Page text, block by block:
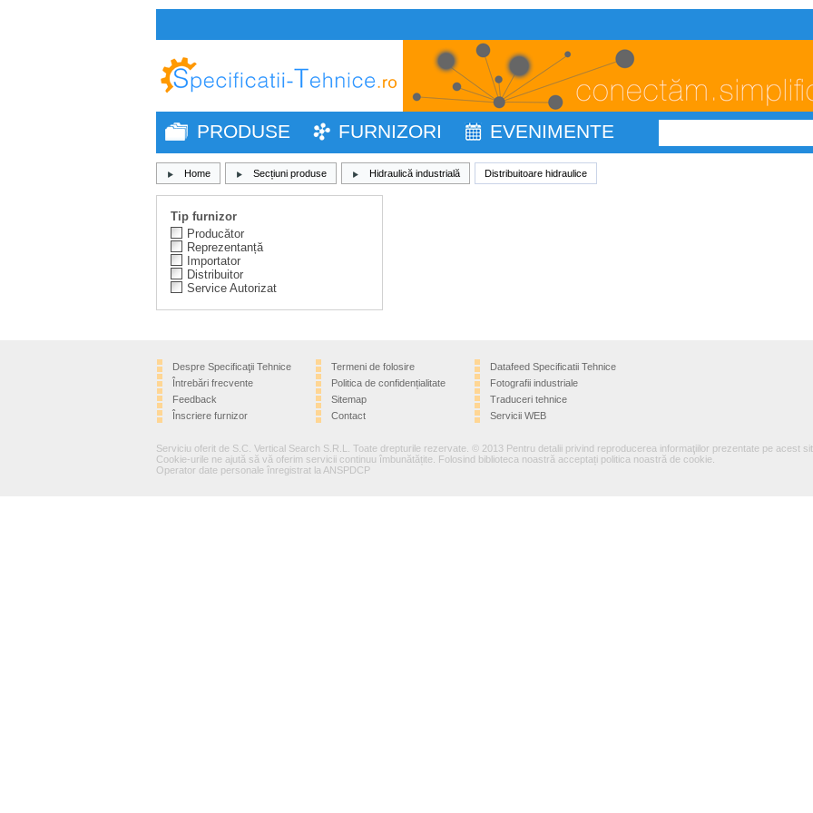
PRODUSE FURNIZORI EVENIMENTE
Home Secțiuni produse Hidraulică industrială Distribuitoare hidraulice
Tip furnizor
Producător
Reprezentanță
Importator
Distribuitor
Service Autorizat
Despre Specificaţii Tehnice
Întrebări frecvente
Feedback
Înscriere furnizor
Termeni de folosire
Politica de confidențialitate
Sitemap
Contact
Datafeed Specificatii Tehnice
Fotografii industriale
Traduceri tehnice
Servicii WEB
Serviciu oferit de S.C. Vertical Search S.R.L. Toate drepturile rezervate. © 2013 Pentru detalii privind reproducerea informaţiilor prezentate pe acest
Cookie-urile ne ajută să vă oferim servicii continuu îmbunătățite. Folosind biblioteca noastră acceptați politica noastră de cookie.
Operator date personale înregistrat la ANSPDCP